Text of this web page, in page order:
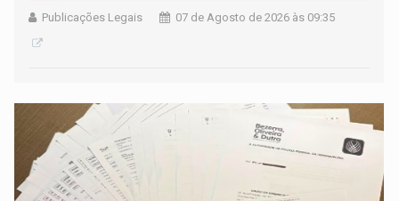
Publicações Legais 07 de Agosto de 2026 às 09:35